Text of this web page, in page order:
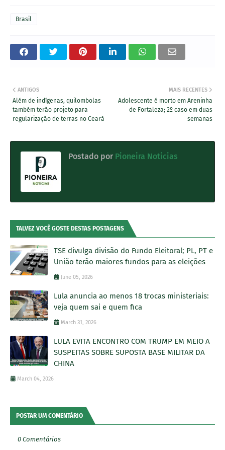
Brasil
MAIS RECENTES
Adolescente é morto em Areninha
de Fortaleza; 2º caso em duas
semanas
ANTIGOS
Além de indígenas, quilombolas
também terão projeto para
regularização de terras no Ceará
Postado por Pioneira Noticias
TALVEZ VOCÊ GOSTE DESTAS POSTAGENS
TSE divulga divisão do Fundo Eleitoral; PL, PT e
União terão maiores fundos para as eleições
June 05, 2026
Lula anuncia ao menos 18 trocas ministeriais:
veja quem sai e quem fica
March 31, 2026
LULA EVITA ENCONTRO COM TRUMP EM MEIO A
SUSPEITAS SOBRE SUPOSTA BASE MILITAR DA
CHINA
March 04, 2026
POSTAR UM COMENTÁRIO
0 Comentários